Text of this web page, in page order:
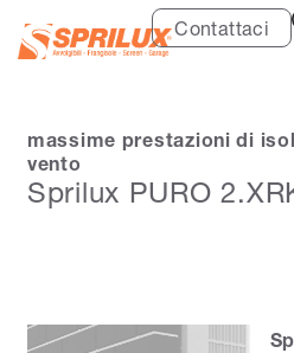
Contattaci
massime prestazioni di
vento
Sprilux PURO